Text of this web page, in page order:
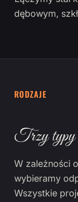
dębowym,
RODZAJE
Trzy typy
W zależności
wybieramy
Wszystkie